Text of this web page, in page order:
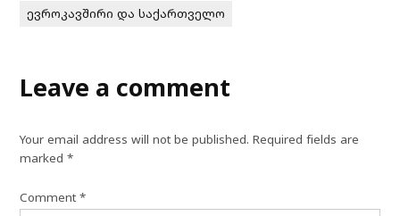
ევროკავშირი და საქართველო
Leave a comment
Your email address will not be published. Required fields are
marked*
Comment*